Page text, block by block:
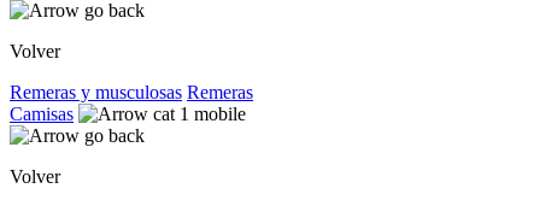
Volver
Remeras y musculosas Remeras
Camisas
Volver